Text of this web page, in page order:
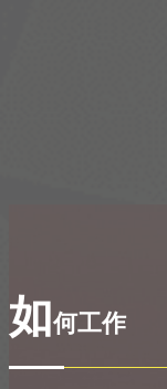
如何工作